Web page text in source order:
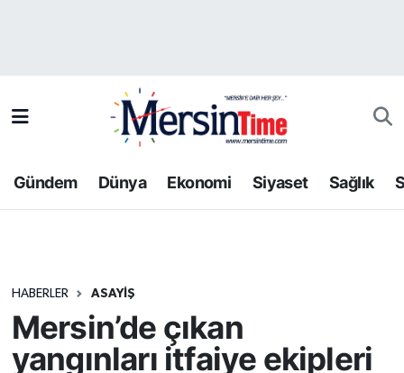
Gündem Dünya Ekonomi Siyaset Sağlık
HABERLER ASAYIŞ
Mersin’de çıkan
yangınları itfaiye ekipleri
Bilim-Teknoloji
Dünya
Ekonomi
Gündem
Trafik Durumu
Tüm Manşetler
Haber Arşivi